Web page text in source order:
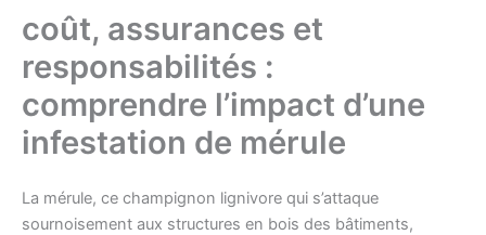
coût, assurances et
responsabilités :
comprendre l’impact d’une
infestation de mérule
La mérule, ce champignon lignivore qui s’attaque
sournoisement aux structures en bois des bâtiments,